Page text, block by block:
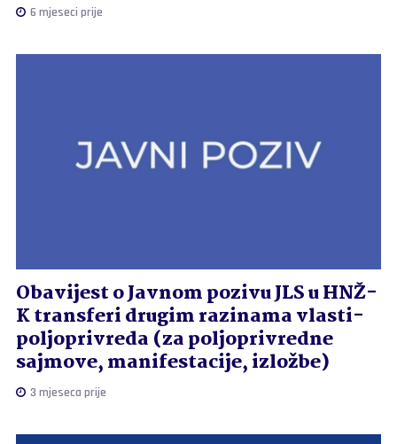
6 mjeseci prije
Obavijest o Javnom pozivu JLS u HNŽ-
K transferi drugim razinama vlasti-
poljoprivreda (za poljoprivredne
sajmove, manifestacije, izložbe)
3 mjeseca prije